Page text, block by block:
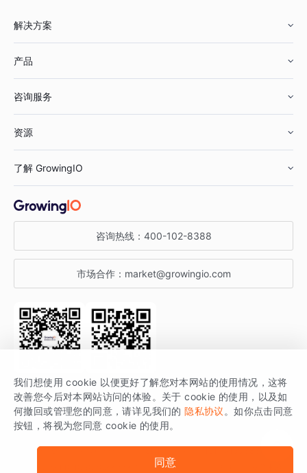
解决方案
鞋服行业
汽车行业
金融行业
产品
智能运营
获客分析
咨询服务
资源
增长公开课
增长博客
开发者文档
SDK 文档
场景指南
了解 GrowingIO
关于 GrowingIO
增长大会
行业活动
咨询热线： 400-102-8388
市场合作： market@growingio.com
关注公众号 获取更多干货
GrowingIO 是专注于数据智能分析与增长的品牌，核心平台为 GrowingIO
分析云。
版权所有 © 北京易数科技有限公司
我们想使用 cookie 以便更好了解您对本网站的使用情况，这将
改善您今后对本网站访问的体验。关于 cookie 的使用，以及如
何撤回或管理您的同意，请详见我们的 隐私协议 。如你点击同意
按钮，将视为您同意 cookie 的使用。
同意